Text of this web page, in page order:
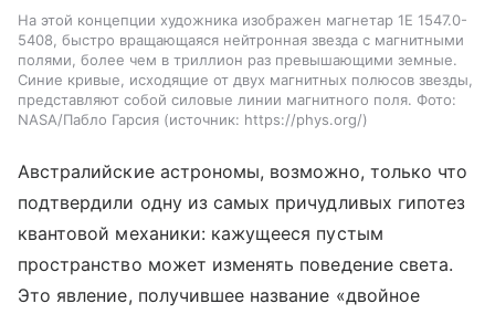
На этой концепции художника изображен магнетар 1E 1547.0-
5408, быстро вращающаяся нейтронная звезда с магнитными
полями, более чем в триллион раз превышающими земные.
Синие кривые, исходящие от двух магнитных полюсов звезды,
представляют собой силовые линии магнитного поля. Фото:
NASA/Пабло Гарсия
источник: https://phys.org/
Австралийские астрономы, возможно, только что
подтвердили одну из самых причудливых гипотез
квантовой механики: кажущееся пустым
пространство может изменять поведение света.
Это явление, получившее название «двойное